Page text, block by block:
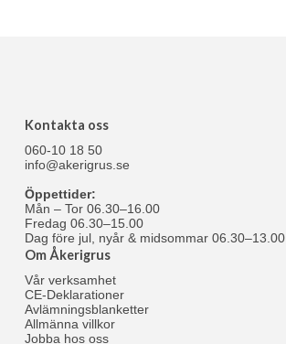
Kontakta oss
060-10 18 50
info@akerigrus.se
Öppettider:
Mån – Tor 06.30–16.00
Fredag 06.30–15.00
Dag före jul, nyår & midsommar 06.30–13.00
Om Åkerigrus
Vår verksamhet
CE-Deklarationer
Avlämningsblanketter
Allmänna villkor
Jobba hos oss